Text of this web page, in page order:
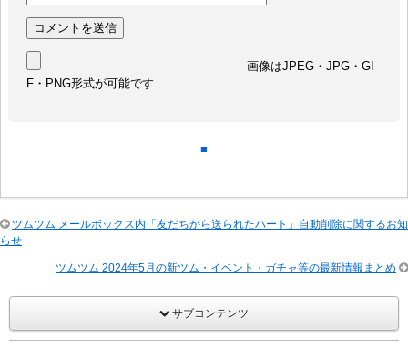
画像はJPEG・JPG・GI
F・PNG形式が可能です
■
ツムツム メールボックス内「友だちから送られたハート」自動削除に関するお知
らせ
ツムツム 2024年5月の新ツム・イベント・ガチャ等の最新情報まとめ
サブコンテンツ